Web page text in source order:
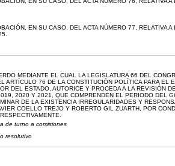
EN SU CASO, DEL ACTA NÚMERO 77, RELATIVA
MEDIANTE EL CUAL LA LEGISLATURA 66 DEL
ARTÍCULO 76 DE LA CONSTITUCIÓN POLÍTICA PARA EL
DEL ESTADO, AUTORICE Y PROCEDA A LA REVISIÓN
2020 Y 2021, QUE COMPRENDEN EL PERIODO DEL
DE LA EXISTENCIA IRREGULARIDADES Y
COELLO TREJO Y ROBERTO GIL ZUARTH, POR
de turno a comisiones
resolutivo